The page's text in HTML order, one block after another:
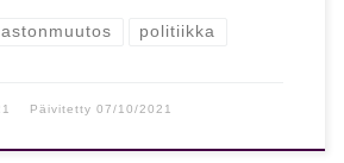
politiikka
Päivitetty 07/10/2021